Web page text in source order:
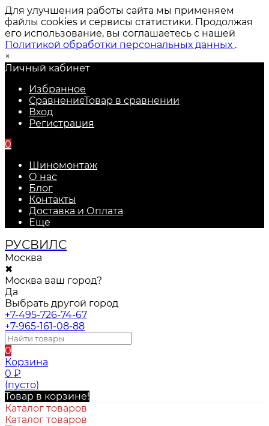
Для улучшения работы сайта мы применяем
файлы cookies и сервисы статистики. Продолжая
его использование, вы соглашаетесь с нашей
Политикой обработки персональных данных .
×
Личный кабинет
Избранное
СравнениеТовар в сравнении
Вход
Регистрация
0
Шиномонтаж
О нас
Блог
Контакты
Доставка и Оплата
Еще
РУСВИЛС
Москва
✖
Москва ваш город?
Да
Выбрать другой город
+7-495-726-74-67
+7-965-161-08-88
0
Корзина
0 ₽
(пусто)
Товар в корзине!
Каталог товаров
Каталог товаров